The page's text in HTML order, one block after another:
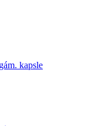
kapsle